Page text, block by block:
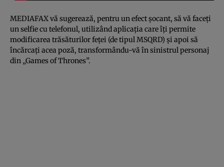
MEDIAFAX vă sugerează, pentru un efect şocant, să vă faceţi
un selfie cu telefonul, utilizând aplicaţia care îţi permite
modificarea trăsăturilor feţei (de tipul MSQRD) şi apoi să
încărcaţi acea poză, transformându-vă în sinistrul personaj
din „Games of Thrones”.